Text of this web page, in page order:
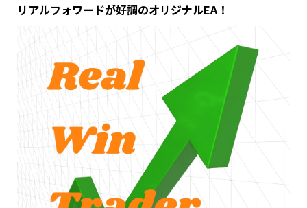
リアルフォワードが好調のオリジナルEA！